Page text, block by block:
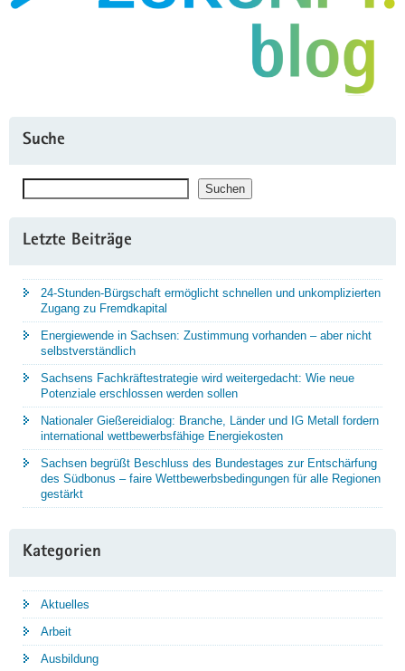
Suche
Suchen Suchen
Letzte Beiträge
24-Stunden-Bürgschaft ermöglicht schnellen und unkomplizierten
Zugang zu Fremdkapital
Energiewende in Sachsen: Zustimmung vorhanden – aber nicht
selbstverständlich
Sachsens Fachkräftestrategie wird weitergedacht: Wie neue
Potenziale erschlossen werden sollen
Nationaler Gießereidialog: Branche, Länder und IG Metall fordern
international wettbewerbsfähige Energiekosten
Sachsen begrüßt Beschluss des Bundestages zur Entschärfung
des Südbonus – faire Wettbewerbsbedingungen für alle Regionen
gestärkt
Kategorien
Aktuelles
Arbeit
Ausbildung